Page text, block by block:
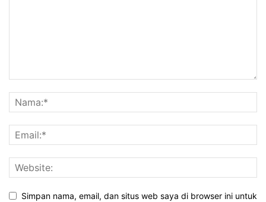
Simpan nama, email, dan situs web saya di browser ini untuk